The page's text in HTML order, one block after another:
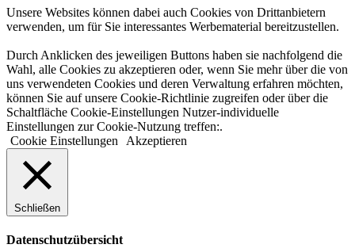
Unsere Websites können dabei auch Cookies von Drittanbietern
verwenden, um für Sie interessantes Werbematerial bereitzustellen.
Durch Anklicken des jeweiligen Buttons haben sie nachfolgend die
Wahl, alle Cookies zu akzeptieren oder, wenn Sie mehr über die von
uns verwendeten Cookies und deren Verwaltung erfahren möchten,
können Sie auf unsere Cookie-Richtlinie zugreifen oder über die
Schaltfläche Cookie-Einstellungen Nutzer-individuelle
Einstellungen zur Cookie-Nutzung treffen:.
Cookie Einstellungen
Akzeptieren
Schließen
Datenschutzübersicht